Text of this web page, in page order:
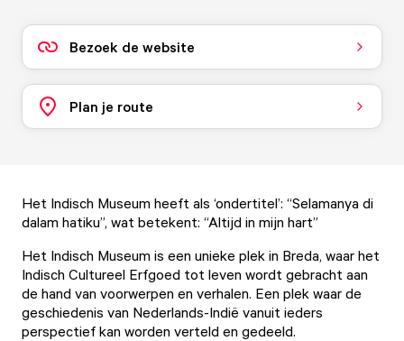
Bezoek de website
Plan je route
Het Indisch Museum heeft als ‘ondertitel’: “Selamanya di
dalam hatiku”, wat betekent: “Altijd in mijn hart”
Het Indisch Museum is een unieke plek in Breda, waar het
Indisch Cultureel Erfgoed tot leven wordt gebracht aan
de hand van voorwerpen en verhalen. Een plek waar de
geschiedenis van Nederlands-Indië vanuit ieders
perspectief kan worden verteld en gedeeld.